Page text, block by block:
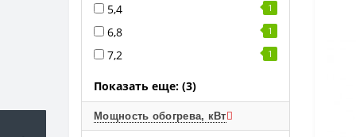
5,4 1
6,8 1
7,2 1
Показать еще: (3)
Мощность обогрева, кВт